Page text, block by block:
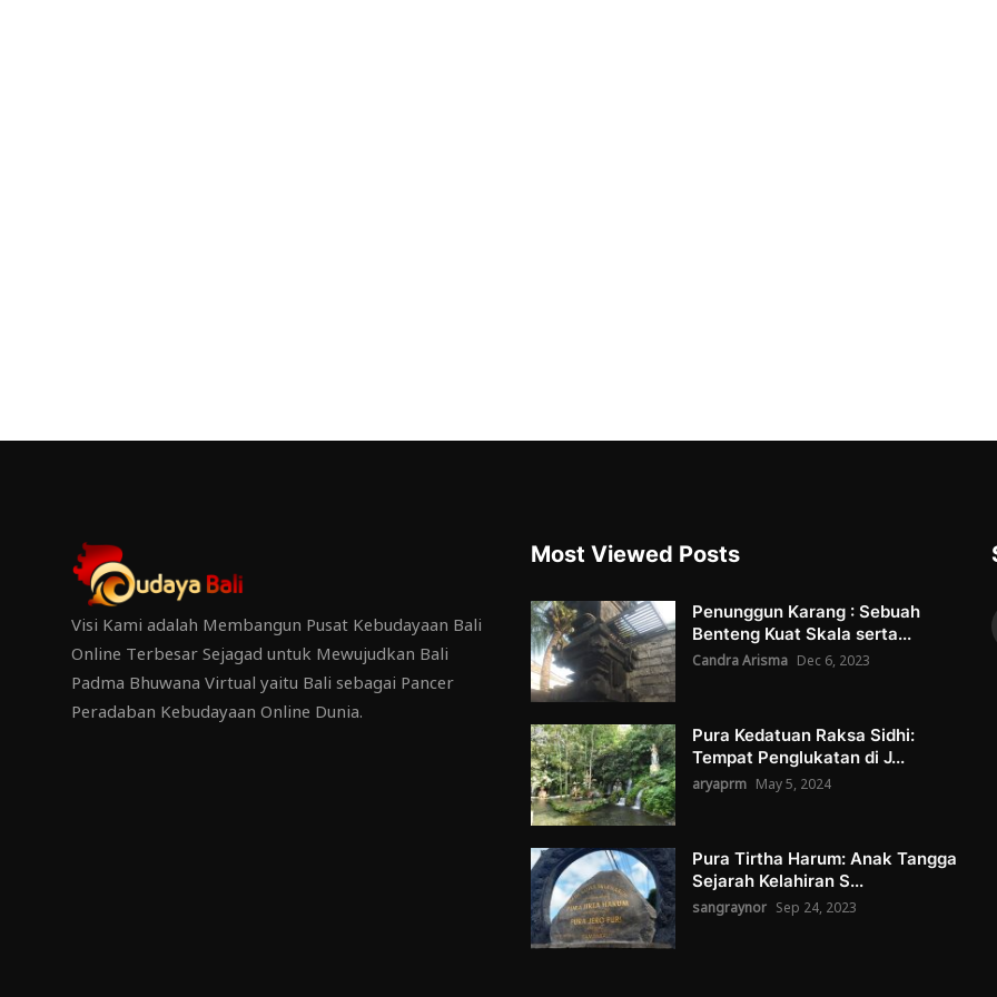
Visi Kami adalah Membangun Pusat Kebudayaan Bali
Online Terbesar Sejagad untuk Mewujudkan Bali
Padma Bhuwana Virtual yaitu Bali sebagai Pancer
Peradaban Kebudayaan Online Dunia.
Most Viewed Posts
Penunggun Karang : Sebuah
Benteng Kuat Skala serta...
Candra Arisma Dec 6, 2023
Pura Kedatuan Raksa Sidhi:
Tempat Penglukatan di J...
aryaprm May 5, 2024
Pura Tirtha Harum: Anak Tangga
Sejarah Kelahiran S...
sangraynor Sep 24, 2023